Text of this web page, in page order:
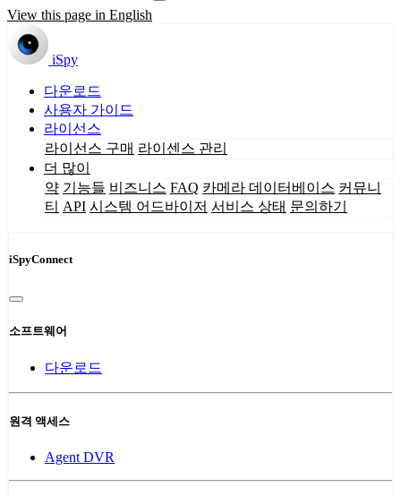
View this page in English
iSpy
다운로드
사용자 가이드
라이선스
라이선스 구매 라이센스 관리
더 많이
약 기능들 비즈니스 FAQ 카메라 데이터베이스 커뮤니
티 API 시스템 어드바이저 서비스 상태 문의하기
iSpyConnect
소프트웨어
다운로드
원격 액세스
Agent DVR